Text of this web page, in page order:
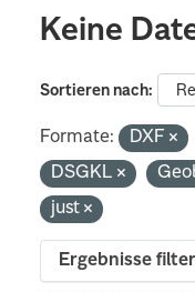
Keine
Sortieren nach
Formate: DXF
DSGKL
just
Ergebnisse